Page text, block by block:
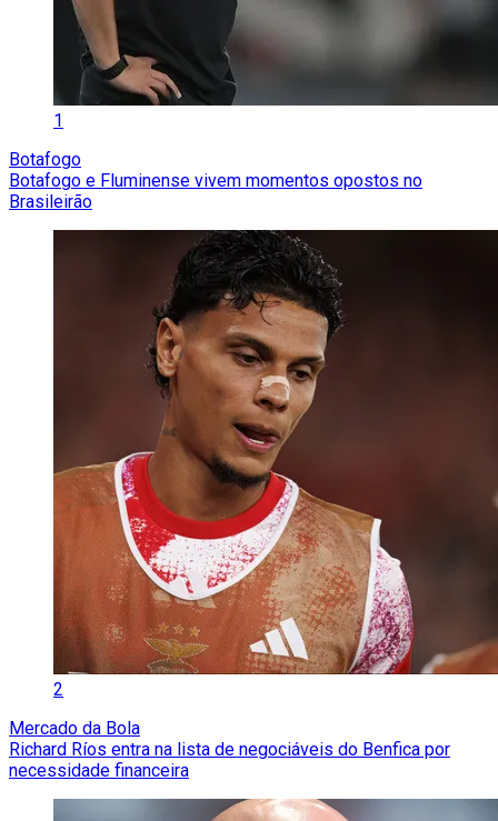
1
Botafogo
Botafogo e Fluminense vivem momentos opostos no
Brasileirão
2
Mercado da Bola
Richard Ríos entra na lista de negociáveis do Benfica por
necessidade financeira